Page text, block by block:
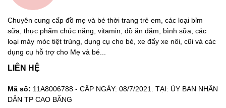
ngủ nếu không có sự giám sát của người lớn.
Không nên sử dụng khẩu trang gấu cho trẻ gặp các vấn đề
về hô hấp.
Nếu trong và sau khi sử dụng khẩu trang, bé gặp tình trạng
kích ứng, da đỏ, sưng, ngứa thì nên ngưng sử dụng và hỏi
3.3 Cách bảo quản
Chuyên cung cấp đồ mẹ và bé thời trang trẻ em, các loại bỉm
sữa, thực phẩm chức năng, vitamin, đồ ăn dặm, bình sữa, các
loại máy móc tiệt trùng, dụng cụ cho bé, xe đẩy xe nôi, cũi và các
dụng cụ hỗ trợ cho Mẹ và bé...
LIÊN HỆ
Mã số: 11A8006788 - CẤP NGÀY: 08/7/2021. TẠI: ỦY BAN NHÂN
DÂN TP CAO BẰNG